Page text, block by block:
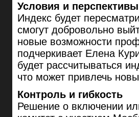
Условия и перспективы
Индекс будет
смогут добровольно
новые возможности
подчеркивает Елена
будет рассчитываться
что может привлечь
Контроль и гибкость
Решение о включении